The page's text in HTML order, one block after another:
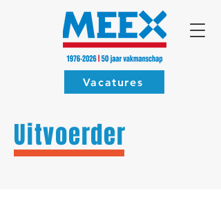
Vacatures
Uitvoerder